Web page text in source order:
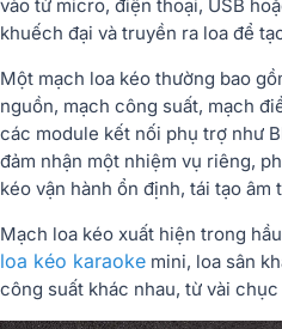
vào từ micro, điện thoại, USB
khuếch đại và truyền ra loa để
Một mạch loa kéo thường bao
nguồn, mạch công suất, mạch
các module kết nối phụ trợ như
đảm nhận một nhiệm vụ riêng,
kéo vận hành ổn định, tái tạo âm
Mạch loa kéo xuất hiện trong
loa kéo karaoke mini, loa sân
công suất khác nhau, từ vài